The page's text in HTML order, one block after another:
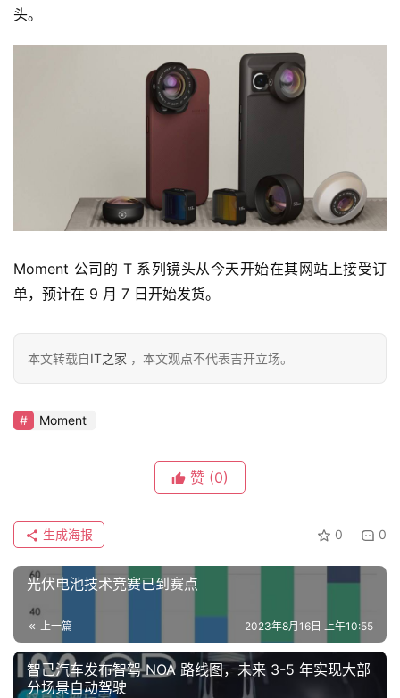
评
车
讯
报
栏
开
a
头。
Moment 公司的 T 系列镜头从今天开始在其网站上接受订
单，预计在 9 月 7 日开始发货。
本文转载自IT之家 ，本文观点不代表吉开立场。
Moment
赞 (0)
0 0
生成海报
光伏电池技术竞赛已到赛点
上一篇 2023年8月16日 上午10:55
智己汽车发布智驾 NOA 路线图，未来 3-5 年实现大部
分场景自动驾驶